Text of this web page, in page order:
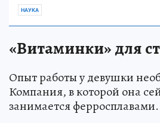
НАУКА
«Витаминки» для
Опыт работы у девушки
Компания, в которой она
занимается ферросплавами.